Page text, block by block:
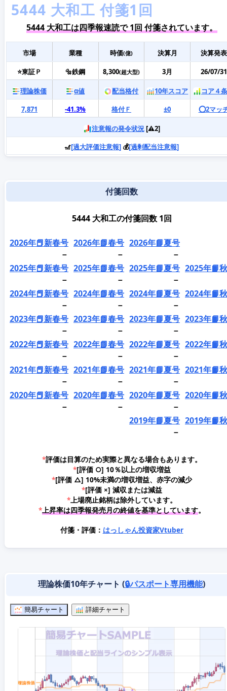
5444 大和工は四季報速読で 1回 付箋されています。
市場 業種 時価(億) 決算月 決算発表
⭐東証Ｐ 🔩鉄鋼 8,300(超大型) 3月 26/07/31
理論株価 α値 配当格付 10年スコア
コア４
7,871
-41.3% 格付Ｆ ±0 ⭕️2マッ
注意報の発令状況[⚠️2]
🎢[過大評価注意報] 💰[過剰配当注意報]
付箋回数
5444 大和工の付箋回数 1回
2026年📕新春号
－
2026年📗春号
－
2026年📘夏号
－
2025年📕新春号
－
2025年📗春号
－
2025年📘夏号
－
2025年📙
2024年📕新春号
－
2024年📗春号
－
2024年📘夏号
－
2024年📙
2023年📕新春号
－
2023年📗春号
－
2023年📘夏号
－
2023年📙
2022年📕新春号
－
2022年📗春号
－
2022年📘夏号
－
2022年📙
2021年📕新春号
－
2021年📗春号
－
2021年📘夏号
－
2021年📙
2020年📕新春号
－
2020年📗春号
－
2020年📘夏号
－
2020年📙
2019年📘夏号
－
2019年📙
*評価は目算のため実際と異なる場合もあります。
*[評価 ○] 10％以上の増収増益
*[評価 △] 10%未満の増収増益、赤字の減少
*[評価 ×] 減収または減益
*上場廃止銘柄は除外しています。
*上昇率は四季報発売月の終値を基準としています。
付箋・評価： はっしゃん投資家Vtuber
理論株価10年チャート (🔒パスポート専用機能)
簡易チャート 詳細チャート